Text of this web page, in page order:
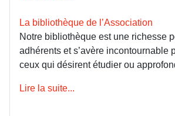
La bibliothèque de l’Association
Notre bibliothèque est une richesse
adhérents et s’avère incontournable
ceux qui désirent étudier ou
Lire la suite...